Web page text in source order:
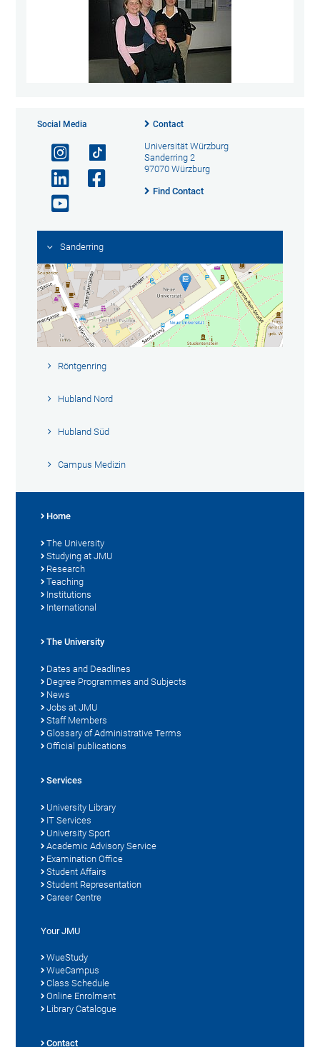
Social Media Contact
Universität Würzburg
Sanderring 2
97070 Würzburg
Find Contact
Sanderring
Röntgenring
Hubland Nord
Hubland Süd
Campus Medizin
Home
The University
Studying at JMU
Research
Teaching
Institutions
International
The University
Dates and Deadlines
Degree Programmes and Subjects
News
Jobs at JMU
Staff Members
Glossary of Administrative Terms
Official publications
Services
University Library
IT Services
University Sport
Academic Advisory Service
Examination Office
Student Affairs
Student Representation
Career Centre
Your JMU
WueStudy
WueCampus
Class Schedule
Online Enrolment
Library Catalogue
Contact